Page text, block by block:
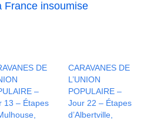
France insoumise
DE
–
13 – Étapes
CARAVANES DE
L’UNION
POPULAIRE –
Jour 22 – Étapes
d’Albertville,